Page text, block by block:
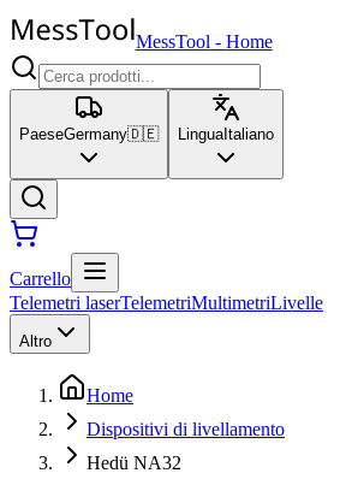
MessTool - Home
PaeseGermany🇩🇪 LinguaItaliano
Carrello
Telemetri laserTelemetriMultimetriLivelle
Altro
Home
Dispositivi di livellamento
Hedü NA32